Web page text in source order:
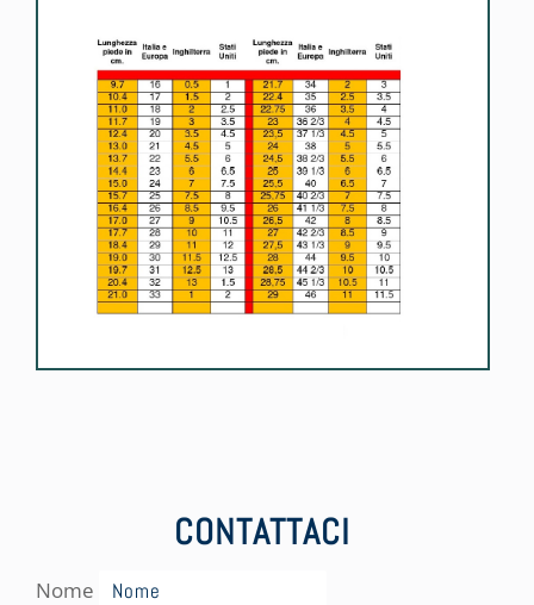
CONTATTACI
Nome